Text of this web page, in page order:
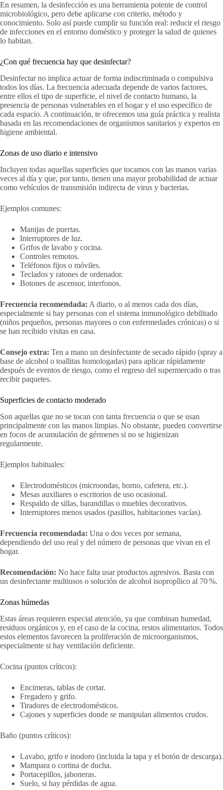
En resumen, la desinfección es una herramienta potente de control
microbiológico, pero debe aplicarse con criterio, método y
conocimiento. Solo así puede cumplir su función real: reducir el riesgo
de infecciones en el entorno doméstico y proteger la salud de quienes
lo habitan.
¿Con qué frecuencia hay que desinfectar?
Desinfectar no implica actuar de forma indiscriminada o compulsiva
todos los días. La frecuencia adecuada depende de varios factores,
entre ellos el tipo de superficie, el nivel de contacto humano, la
presencia de personas vulnerables en el hogar y el uso específico de
cada espacio. A continuación, te ofrecemos una guía práctica y realista
basada en las recomendaciones de organismos sanitarios y expertos en
higiene ambiental.
Zonas de uso diario e intensivo
Incluyen todas aquellas superficies que tocamos con las manos varias
veces al día y que, por tanto, tienen una mayor probabilidad de actuar
como vehículos de transmisión indirecta de virus y bacterias.
Ejemplos comunes:
Manijas de puertas.
Interruptores de luz.
Grifos de lavabo y cocina.
Controles remotos.
Teléfonos fijos o móviles.
Teclados y ratones de ordenador.
Botones de ascensor, interfonos.
Frecuencia recomendada: A diario, o al menos cada dos días,
especialmente si hay personas con el sistema inmunológico debilitado
(niños pequeños, personas mayores o con enfermedades crónicas) o si
se han recibido visitas en casa.
Consejo extra: Ten a mano un desinfectante de secado rápido (spray a
base de alcohol o toallitas homologadas) para aplicar rápidamente
después de eventos de riesgo, como el regreso del supermercado o tras
recibir paquetes.
Superficies de contacto moderado
Son aquellas que no se tocan con tanta frecuencia o que se usan
principalmente con las manos limpias. No obstante, pueden convertirse
en focos de acumulación de gérmenes si no se higienizan
regularmente.
Ejemplos habituales:
Electrodomésticos (microondas, horno, cafetera, etc.).
Mesas auxiliares o escritorios de uso ocasional.
Respaldo de sillas, barandillas o muebles decorativos.
Interruptores menos usados (pasillos, habitaciones vacías).
Frecuencia recomendada: Una o dos veces por semana,
dependiendo del uso real y del número de personas que vivan en el
hogar.
Recomendación: No hace falta usar productos agresivos. Basta con
un desinfectante multiusos o solución de alcohol isopropílico al 70 %.
Zonas húmedas
Estas áreas requieren especial atención, ya que combinan humedad,
residuos orgánicos y, en el caso de la cocina, restos alimentarios. Todos
estos elementos favorecen la proliferación de microorganismos,
especialmente si hay ventilación deficiente.
Cocina (puntos críticos):
Encimeras, tablas de cortar.
Fregadero y grifo.
Tiradores de electrodomésticos.
Cajones y superficies donde se manipulan alimentos crudos.
Baño (puntos críticos):
Lavabo, grifo e inodoro (incluida la tapa y el botón de descarga).
Mampara o cortina de ducha.
Portacepillos, jaboneras.
Suelo, si hay pérdidas de agua.